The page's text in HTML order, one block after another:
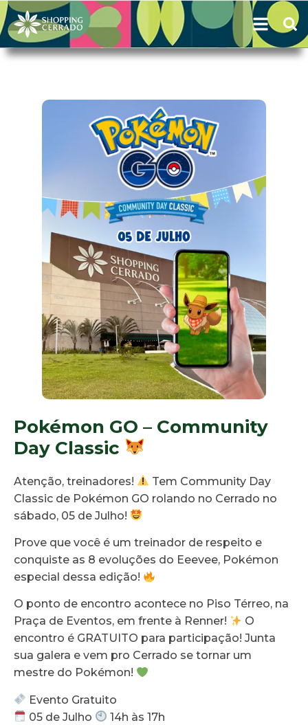
Pokémon GO – Community
Day Classic
Atenção, treinadores!
Tem Community Day
Classic de Pokémon GO rolando no Cerrado no
sábado, 05 de Julho!
Prove que você é um treinador de respeito e
conquiste as 8 evoluções do Eeevee, Pokémon
especial dessa edição!
O ponto de encontro acontece no Piso Térreo, na
Praça de Eventos, em frente à Renner!
O
encontro é GRATUITO para participação! Junta
sua galera e vem pro Cerrado se tornar um
mestre do Pokémon!
Evento Gratuito
05 de Julho
14h às 17h